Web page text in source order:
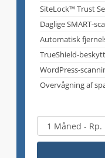
SiteLock™ Trust
Daglige SMART-
Automatisk
TrueShield-
WordPress-
Overvågning af